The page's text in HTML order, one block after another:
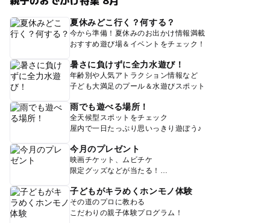
夏休みどこ行く？何する？
今から準備！夏休みのお出かけ情報満載
おすすめ遊び場＆イベントをチェック！
暑さに負けずに全力水遊び！
年齢別や人気アトラクション情報など
子ども大満足のプール＆水遊びスポット
雨でも遊べる場所！
全天候型スポットをチェック
屋内で一日たっぷり思いっきり遊ぼう♪
今月のプレゼント
映画チケット、ムビチケ
限定グッズなどが当たる！
子どもがキラめくホンモノ体験
その道のプロに教わる
こだわりの親子体験プログラム！